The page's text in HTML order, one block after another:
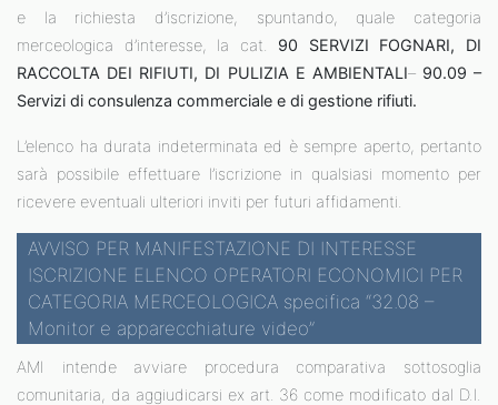
e la richiesta d’iscrizione, spuntando, quale categoria
merceologica d’interesse, la cat. 90 SERVIZI FOGNARI, DI
RACCOLTA DEI RIFIUTI, DI PULIZIA E AMBIENTALI– 90.09 –
Servizi di consulenza commerciale e di gestione rifiuti.
L’elenco ha durata indeterminata ed è sempre aperto, pertanto
sarà possibile effettuare l’iscrizione in qualsiasi momento per
ricevere eventuali ulteriori inviti per futuri affidamenti.
AVVISO PER MANIFESTAZIONE DI INTERESSE
ISCRIZIONE ELENCO OPERATORI ECONOMICI PER
CATEGORIA MERCEOLOGICA specifica “32.08 –
Monitor e apparecchiature video”
AMI intende avviare procedura comparativa sottosoglia
comunitaria, da aggiudicarsi ex art. 36 come modificato dal D.l.